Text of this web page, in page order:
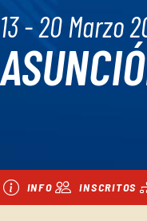
13 - 20 Marzo
INFO INSCRITOS